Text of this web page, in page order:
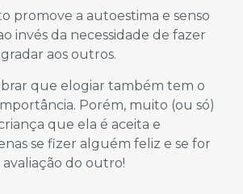
promove a autoestima e senso
invés da necessidade de fazer
aos outros.
que elogiar também tem o
Porém, muito (ou só)
que ela é aceita e
se fizer alguém feliz e se for
avaliação do outro!